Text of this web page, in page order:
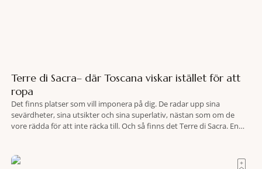
Terre di Sacra– där Toscana viskar istället för att
ropa
Det finns platser som vill imponera på dig. De radar upp sina
sevärdheter, sina utsikter och sina superlativ, nästan som om de
vore rädda för att inte räcka till. Och så finns det Terre di Sacra. En